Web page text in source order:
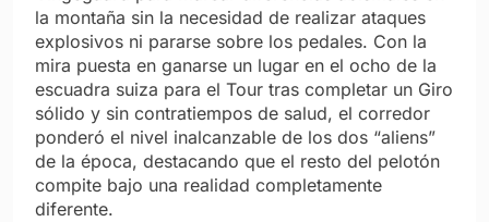
la montaña sin la necesidad de realizar ataques
explosivos ni pararse sobre los pedales. Con la
mira puesta en ganarse un lugar en el ocho de la
escuadra suiza para el Tour tras completar un Giro
sólido y sin contratiempos de salud, el corredor
ponderó el nivel inalcanzable de los dos “aliens”
de la época, destacando que el resto del pelotón
compite bajo una realidad completamente
diferente.